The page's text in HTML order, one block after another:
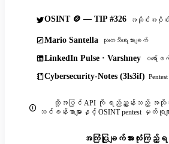
OSINT 🪙 — TIP #326 အသိုင်းအဝိုင်
Mario Santella သုတေသီရေးသားချက်
LinkedIn Pulse · Varshney ပရော်ဖ
Cybersecurity-Notes (3ls3if)
ထို့အပြင် API ကို ရည်ညွှန်းသည့် အသိုင်း
သင်ခန်းစာများနှင့် OSINT pentest မှတ်စု
အကြံပြုချက်အားလုံးကြည့်